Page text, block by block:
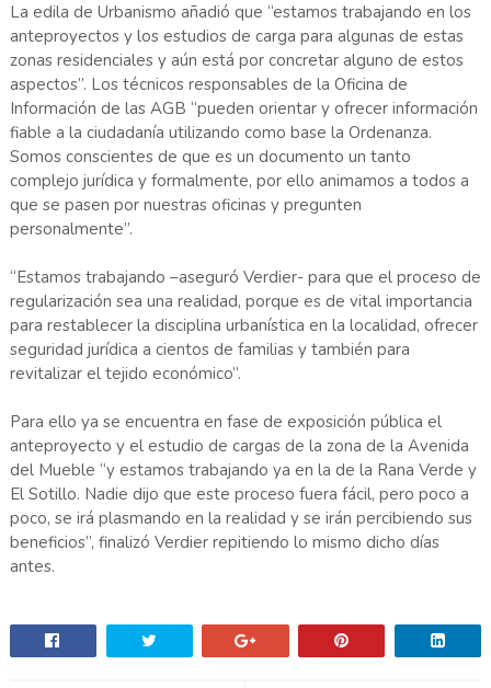
La edila de Urbanismo añadió que “estamos trabajando en los
anteproyectos y los estudios de carga para algunas de estas
zonas residenciales y aún está por concretar alguno de estos
aspectos”. Los técnicos responsables de la Oficina de
Información de las AGB “pueden orientar y ofrecer información
fiable a la ciudadanía utilizando como base la Ordenanza.
Somos conscientes de que es un documento un tanto
complejo jurídica y formalmente, por ello animamos a todos a
que se pasen por nuestras oficinas y pregunten
personalmente”.
“Estamos trabajando –aseguró Verdier- para que el proceso de
regularización sea una realidad, porque es de vital importancia
para restablecer la disciplina urbanística en la localidad, ofrecer
seguridad jurídica a cientos de familias y también para
revitalizar el tejido económico”.
Para ello ya se encuentra en fase de exposición pública el
anteproyecto y el estudio de cargas de la zona de la Avenida
del Mueble “y estamos trabajando ya en la de la Rana Verde y
El Sotillo. Nadie dijo que este proceso fuera fácil, pero poco a
poco, se irá plasmando en la realidad y se irán percibiendo sus
beneficios”, finalizó Verdier repitiendo lo mismo dicho días
antes.